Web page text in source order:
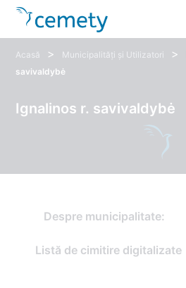
Acasă > Municipalități și Utilizatori >
savivaldybė
Ignalinos r. savivaldybė
Listă de cimitire digitalizate
Despre municipalitate: